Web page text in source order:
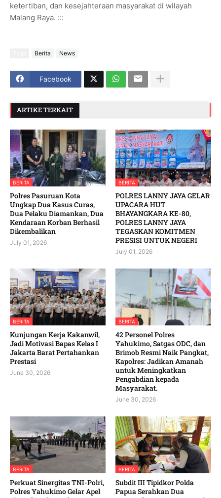
ketertiban, dan kesejahteraan masyarakat di wilayah
Malang Raya. :::
Berita News
Facebook
ARTIKE TERKAIT
BERITA
Polres Pasuruan Kota
Ungkap Dua Kasus Curas,
Dua Pelaku Diamankan, Dua
Kendaraan Korban Berhasil
Dikembalikan
July 01, 2026
BERITA
POLRES LANNY JAYA GELAR
UPACARA HUT
BHAYANGKARA KE-80,
POLRES LANNY JAYA
TEGASKAN KOMITMEN
PRESISI UNTUK NEGERI
July 01, 2026
BERITA
Kunjungan Kerja Kakanwil,
Jadi Motivasi Bapas Kelas I
Jakarta Barat Pertahankan
Prestasi
June 30, 2026
BERITA
42 Personel Polres
Yahukimo, Satgas ODC, dan
Brimob Resmi Naik Pangkat,
Kapolres: Jadikan Amanah
untuk Meningkatkan
Pengabdian kepada
Masyarakat. ‎
June 30, 2026
BERITA
‎Perkuat Sinergitas TNI-Polri,
Polres Yahukimo Gelar Apel
BERITA
Subdit III Tipidkor Polda
Papua Serahkan Dua